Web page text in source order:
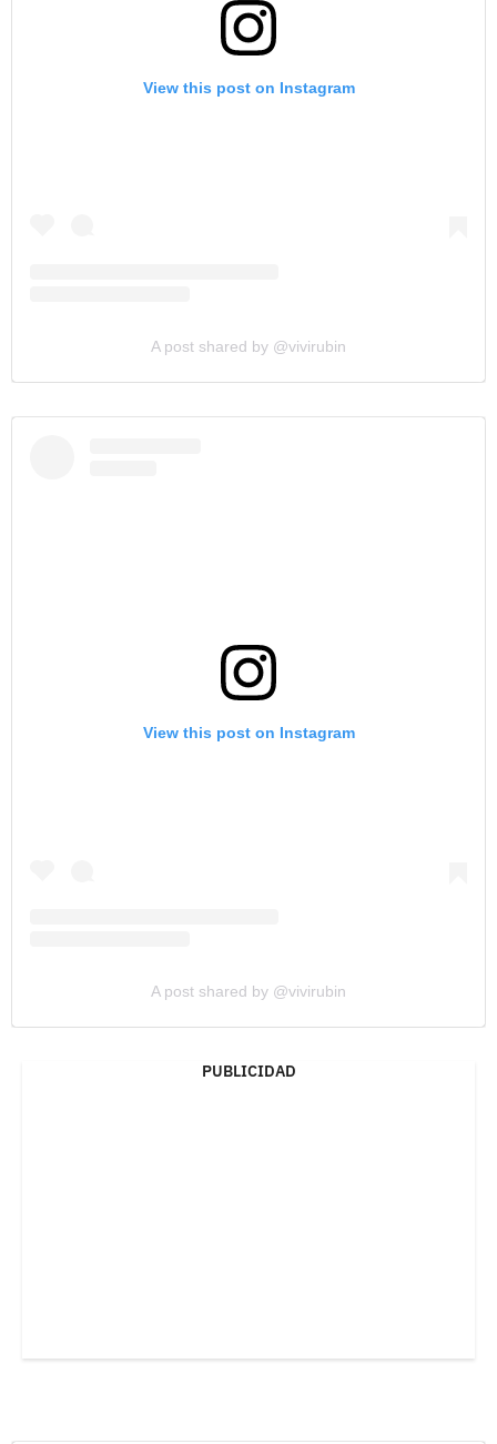
View this post on Instagram
A post shared by @vivirubin
View this post on Instagram
A post shared by @vivirubin
PUBLICIDAD